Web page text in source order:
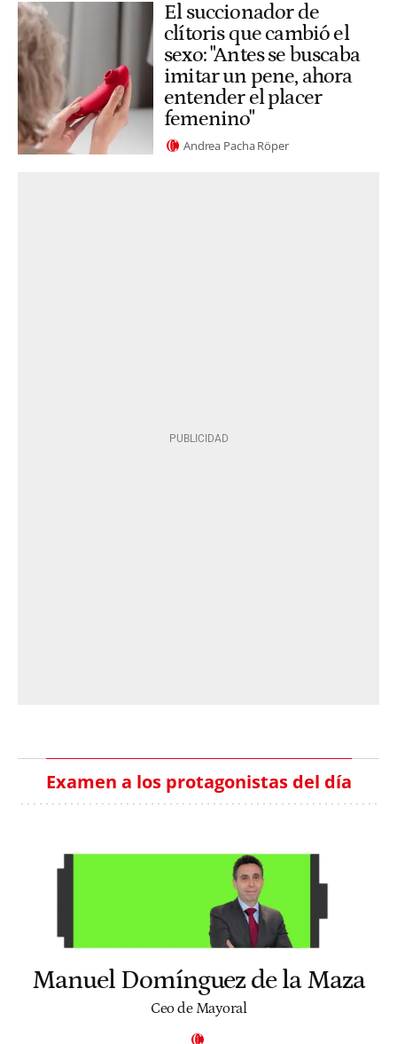
El succionador de
clítoris que cambió el
sexo: "Antes se buscaba
imitar un pene, ahora
entender el placer
femenino"
Andrea Pacha Röper
Examen a los protagonistas del día
Manuel Domínguez de la Maza
Ceo de Mayoral